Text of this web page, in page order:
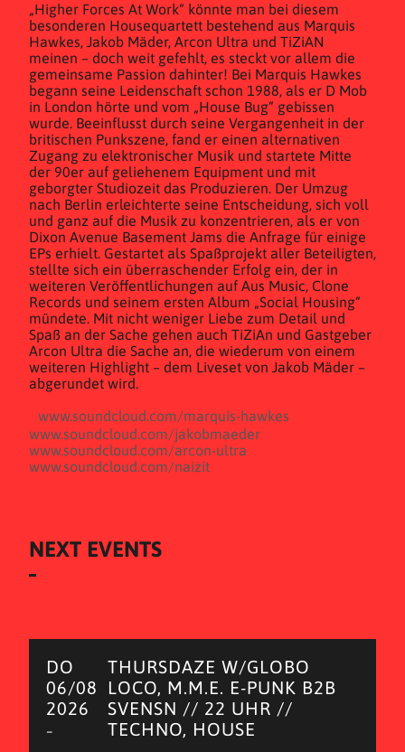
„Higher Forces At Work“ könnte man bei diesem
besonderen Housequartett bestehend aus Marquis
Hawkes, Jakob Mäder, Arcon Ultra und TiZiAN
meinen – doch weit gefehlt, es steckt vor allem die
gemeinsame Passion dahinter! Bei Marquis Hawkes
begann seine Leidenschaft schon 1988, als er D Mob
in London hörte und vom „House Bug“ gebissen
wurde. Beeinflusst durch seine Vergangenheit in der
britischen Punkszene, fand er einen alternativen
Zugang zu elektronischer Musik und startete Mitte
der 90er auf geliehenem Equipment und mit
geborgter Studiozeit das Produzieren. Der Umzug
nach Berlin erleichterte seine Entscheidung, sich voll
und ganz auf die Musik zu konzentrieren, als er von
Dixon Avenue Basement Jams die Anfrage für einige
EPs erhielt. Gestartet als Spaßprojekt aller Beteiligten,
stellte sich ein überraschender Erfolg ein, der in
weiteren Veröffentlichungen auf Aus Music, Clone
Records und seinem ersten Album „Social Housing“
mündete. Mit nicht weniger Liebe zum Detail und
Spaß an der Sache gehen auch TiZiAn und Gastgeber
Arcon Ultra die Sache an, die wiederum von einem
weiteren Highlight – dem Liveset von Jakob Mäder –
abgerundet wird.
www.soundcloud.com/marquis-hawkes
www.soundcloud.com/jakobmaeder
www.soundcloud.com/arcon-ultra
www.soundcloud.com/naizit
NEXT EVENTS
DO
06/08
2026
–
THURSDAZE W/GLOBO
LOCO, M.M.E. E-PUNK B2B
SVENSN // 22 UHR //
TECHNO, HOUSE